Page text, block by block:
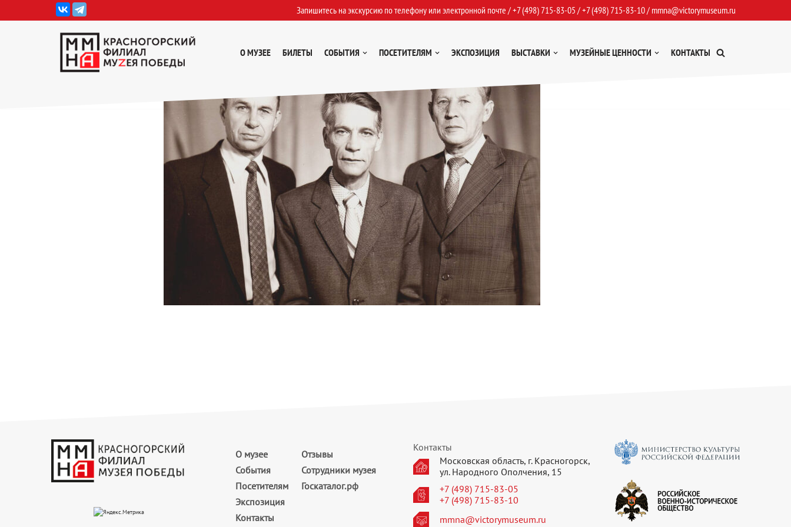
Запишитесь на экскурсию по телефону или электронной почте /+7 (498) 715-83-05 /+7 (498) 715-83-10/ mmna@victorymuseum.ru
О МУЗЕЕ БИЛЕТЫ СОБЫТИЯ ПОСЕТИТЕЛЯМ ЭКСПОЗИЦИЯ ВЫСТАВКИ МУЗЕЙНЫЕ ЦЕННОСТИ КОНТАКТЫ
О музее
События
Посетителям
Экспозиция
Контакты
Отзывы
Сотрудники музея
Госкаталог.рф
Контакты
Московская область, г. Красногорск,
ул. Народного Ополчения, 15
+7 (498) 715-83-05
+7 (498) 715-83-10
mmna@victorymuseum.ru